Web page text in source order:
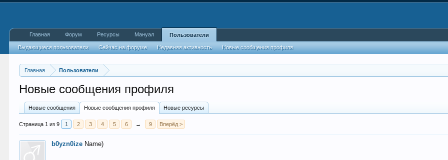
Главная Пользователи
Новые сообщения профиля
Новые сообщения Новые сообщения профиля Новые ресурсы
Страница 1 из 9 1 2 3 4 5 6 → 9 Вперёд >
b0yzn0ize Name)
Главная Форум Ресурсы Мануал Пользователи
Выдающиеся пользователи Сейчас на форуме Недавняя активность Новые сообщения профиля